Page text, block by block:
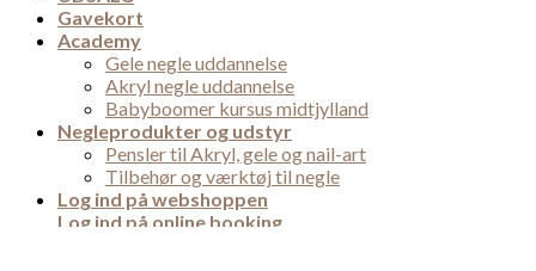
Gavekort
Academy
Gele negle uddannelse
Akryl negle uddannelse
Babyboomer kursus midtjylland
Negleprodukter og udstyr
Pensler til Akryl, gele og nail-art
Tilbehør og værktøj til negle
Log ind på webshoppen
Log ind på online booking